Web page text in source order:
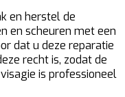
en herstel de
en scheuren met een
dat u deze reparatie
recht is, zodat de
is professioneel